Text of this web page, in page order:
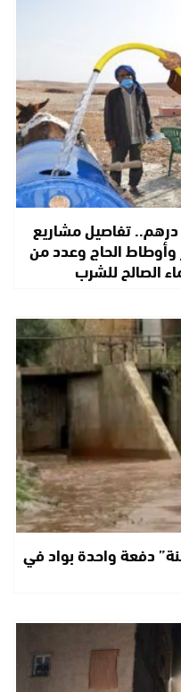
ب251 مليون درهم.. تفاصيل مشاريع
وأوطاط الحاج وعدد من
الصالح للشرب
: غرق شقيقين “06 و08 سنة” دفعة واحدة بواد في